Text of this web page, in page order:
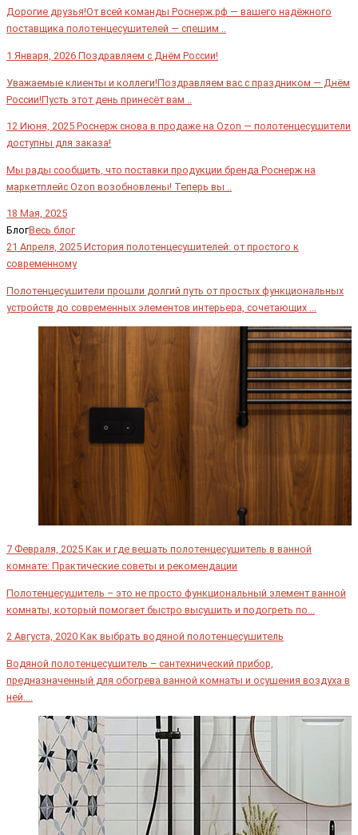
Дорогие друзья!От всей команды Роснерж.рф — вашего надёжного
поставщика полотенцесушителей — спешим ..
1 Января, 2026 Поздравляем с Днём России!
Уважаемые клиенты и коллеги!Поздравляем вас с праздником — Днём
России!Пусть этот день принесёт вам ..
12 Июня, 2025 Роснерж снова в продаже на Ozon — полотенцесушители
доступны для заказа!
Мы рады сообщить, что поставки продукции бренда Роснерж на
маркетплейс Ozon возобновлены! Теперь вы ..
18 Мая, 2025
БлогВесь блог
21 Апреля, 2025 История полотенцесушителей: от простого к
современному
Полотенцесушители прошли долгий путь от простых функциональных
устройств до современных элементов интерьера, сочетающих ...
7 Февраля, 2025 Как и где вешать полотенцесушитель в ванной
комнате: Практические советы и рекомендации
Полотенцесушитель – это не просто функциональный элемент ванной
комнаты, который помогает быстро высушить и подогреть по...
2 Августа, 2020 Как выбрать водяной полотенцесушитель
Водяной полотенцесушитель – сантехнический прибор,
предназначенный для обогрева ванной комнаты и осушения воздуха в
ней....